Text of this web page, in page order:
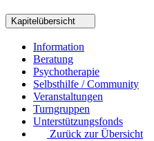
Kapitelübersicht
Information
Beratung
Psychotherapie
Selbsthilfe / Community
Veranstaltungen
Turngruppen
Unterstützungsfonds
Zurück zur Übersicht